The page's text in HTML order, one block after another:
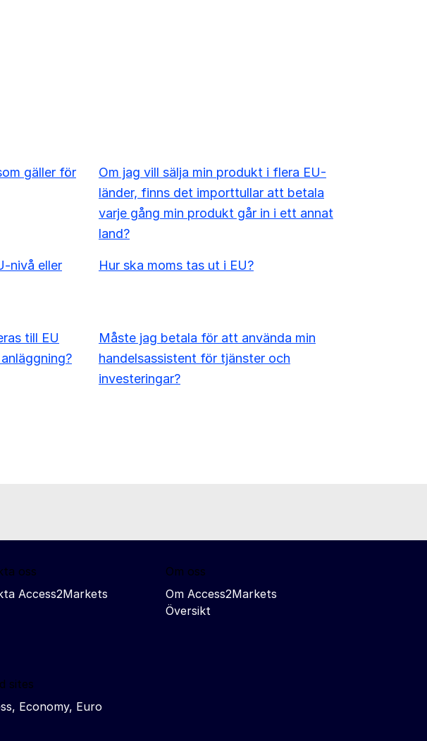
gäller för
Om jag vill sälja min produkt i flera EU-
länder, finns det importtullar att betala
varje gång min produkt går in i ett annat
land?
nivå eller
Hur ska moms tas ut i EU?
till EU
Måste jag betala för att använda min
handelsassistent för tjänster och
investeringar?
oss
Access2Markets
Om oss
Om Access2Markets
Översikt
sites
Economy, Euro